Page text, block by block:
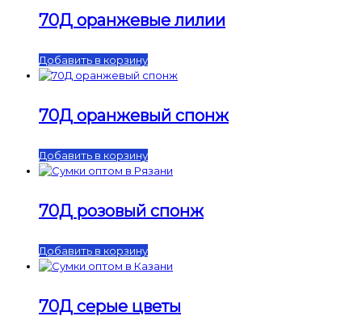
70Д оранжевые лилии
Добавить в корзину
70Д оранжевый спонж
Добавить в корзину
70Д розовый спонж
Добавить в корзину
70Д серые цветы